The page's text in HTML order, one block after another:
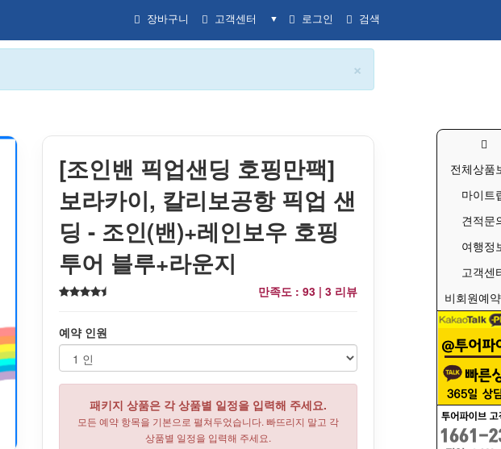
장바구니 고객센터 ▼ 로그인 검색
×
[조인밴 픽업샌딩 호핑만팩]
보라카이, 칼리보공항 픽업 샌
딩 - 조인(밴)+레인보우 호핑
투어 블루+라운지
만족도 : 93 | 3 리뷰
예약 인원
패키지 상품은 각 상품별 일정을 입력해 주세요.
모든 예약 항목을 기본으로 펼쳐두었습니다. 빠뜨리지 말고 각
상품별 일정을 입력해 주세요.
전체상품
마이트
견적문
여행정
고객센
비회원예